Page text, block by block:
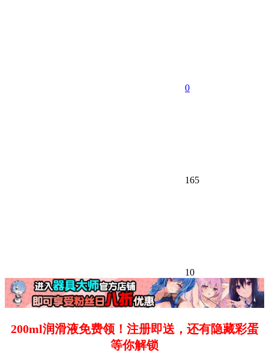
0
165
10
200ml润滑液免费领！注册即送，还有隐藏彩蛋
等你解锁